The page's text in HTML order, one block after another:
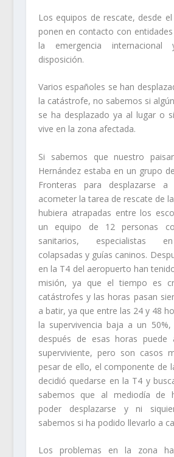
Los equipos de rescate, desde
ponen en contacto con
la emergencia
disposición.
Varios españoles se han
la catástrofe, no sabemos si
se ha desplazado ya al lugar o
vive en la zona afectada.
Si sabemos que nuestro
Hernández estaba en un grupo
Fronteras para desplazarse
acometer la tarea de rescate de
hubiera atrapadas entre los
un equipo de 12 personas
sanitarios, especialistas
colapsadas y guías caninos.
en la T4 del aeropuerto han
misión, ya que el tiempo es
catástrofes y las horas pasan
a batir, ya que entre las 24 y 48
la supervivencia baja a un
después de esas horas puede
superviviente, pero son casos
pesar de ello, el componente de
decidió quedarse en la T4 y
sabemos que al mediodía de
poder desplazarse y ni
sabemos si ha podido llevarlo a
Los problemas en la zona